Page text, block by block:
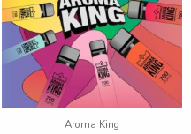
Aroma King